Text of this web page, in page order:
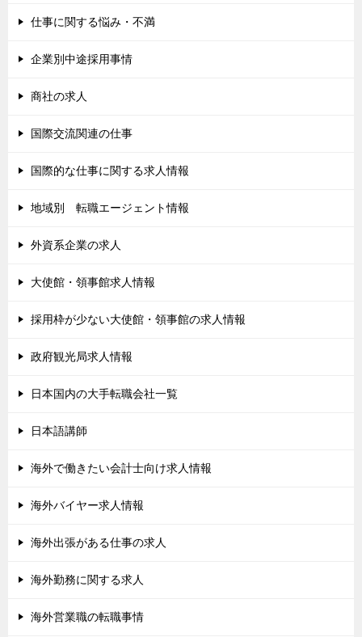
仕事に関する悩み・不満
企業別中途採用事情
商社の求人
国際交流関連の仕事
国際的な仕事に関する求人情報
地域別 転職エージェント情報
外資系企業の求人
大使館・領事館求人情報
採用枠が少ない大使館・領事館の求人情報
政府観光局求人情報
日本国内の大手転職会社一覧
日本語講師
海外で働きたい会計士向け求人情報
海外バイヤー求人情報
海外出張がある仕事の求人
海外勤務に関する求人
海外営業職の転職事情